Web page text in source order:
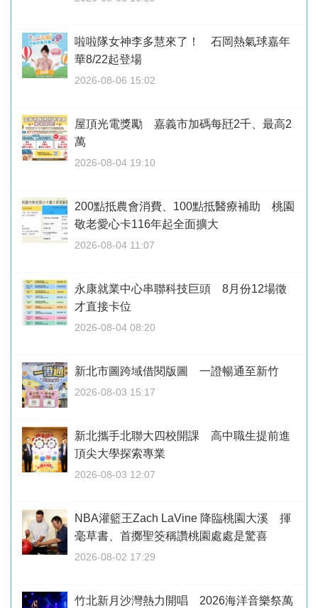
啦啦隊女神李多慧來了！ 石岡熱氣球嘉年
華8/22起登場
2026-08-06 15:02
屋頂光電獎勵 嘉義市加碼每瓩2千、最高2
萬
2026-08-04 19:10
200點抵農會消費、100點抵醫療補助 桃園
敬老愛心卡116年起全面擴大
2026-08-04 11:07
永康就業中心串聯科技巨頭 8月份12場徵
才直接卡位
2026-08-04 08:20
新北市圖跨域借閱版圖 一證暢通至新竹
2026-08-03 15:17
新北攜手北聯大四校開課 高中職生提前進
頂尖大學探索專業
2026-08-03 12:07
NBA灌籃王Zach LaVine 降臨桃園大溪 揮
毫草書、首擲聖筊稱讚桃園處處是驚喜
2026-08-02 17:29
竹北新月沙灣熱力開唱 2026海洋音樂祭萬